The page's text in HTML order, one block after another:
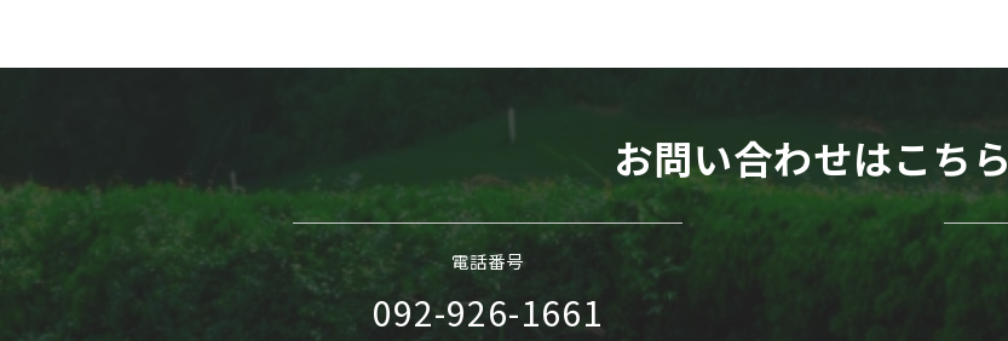
お問い合わせはこちら
電話番号
092-926-1661